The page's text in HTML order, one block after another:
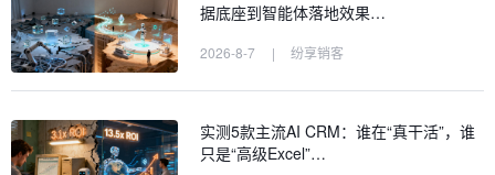
据底座到智能体落地效果…
2026-8-7 | 纷享销客
实测5款主流AI CRM：谁在“真干活”，谁
只是“高级Excel”…